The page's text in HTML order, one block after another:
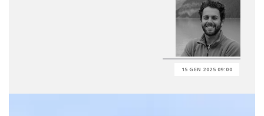
15 GEN 2025 09:00